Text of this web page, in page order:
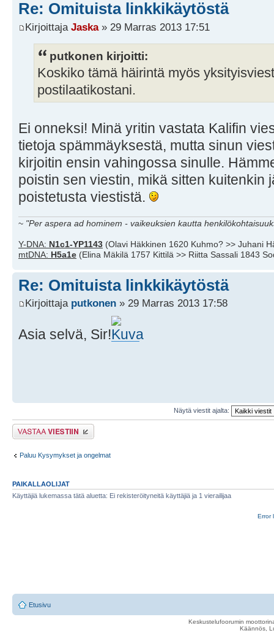
Re: Omituista linkkikäytöstä
Kirjoittaja Jaska» 29 Marras 2013 17:51
putkonen kirjoitti:
Koskiko tämä häirintä myös
postilaatikostani.
Ei onneksi! Minä yritin vastata Kalifin
tietoja spämmäyksestä, mutta sinun
kirjoitin ensin vahingossa sinulle.
poistin sen viestin, mikä sitten kuitenkin
poistetusta viestistä.
~ "Per aspera ad hominem - vaikeuksien kautta
Y-DNA: N1c1-YP1143 (Olavi Häkkinen 1620 Kuhmo? >> Juhani
mtDNA: H5a1e (Elina Mäkilä 1757 Kittilä >> Riitta Sassali 1843
Re: Omituista linkkikäytöstä
Kirjoittaja putkonen » 29 Marras 2013 17:58
Asia selvä, Sir!
Näytä viestit ajalta:
Lähetä vastaus
Paluu Kysymykset ja ongelmat
PAIKALLAOLIJAT
Käyttäjiä lukemassa tätä aluetta: Ei rekisteröityneitä käyttäjiä ja 1 vierailijaa
Error
Etusivu
Keskustelufoorumin
Käännös,